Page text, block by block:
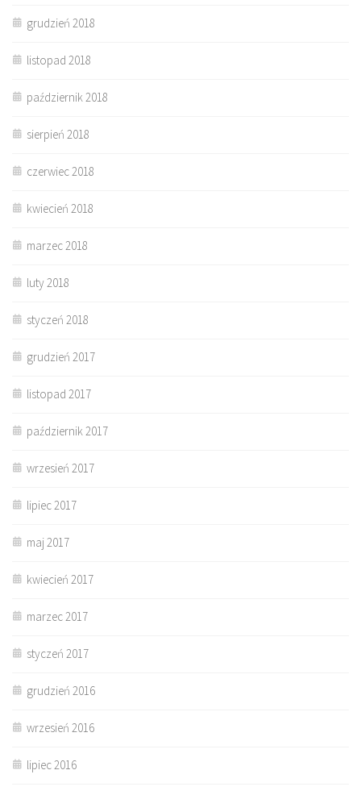
grudzień 2018
listopad 2018
październik 2018
sierpień 2018
czerwiec 2018
kwiecień 2018
marzec 2018
luty 2018
styczeń 2018
grudzień 2017
listopad 2017
październik 2017
wrzesień 2017
lipiec 2017
maj 2017
kwiecień 2017
marzec 2017
styczeń 2017
grudzień 2016
wrzesień 2016
lipiec 2016